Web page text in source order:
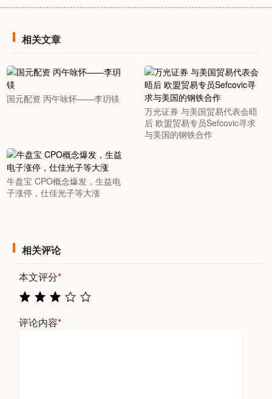
相关文章
国元配资 丙午咏怀——李玥镁
万光证券 与美国贸易代表会晤
后 欧盟贸易专员Sefcovic寻求
与美国的钢铁合作
牛盘宝 CPO概念爆发，生益电
子涨停，仕佳光子等大涨
相关评论
本文评分*
评论内容*